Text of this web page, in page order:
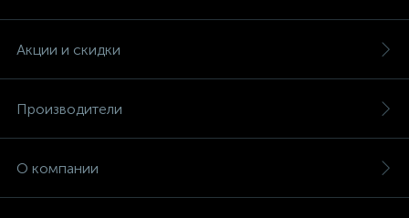
Акции и скидки
Производители
О компании